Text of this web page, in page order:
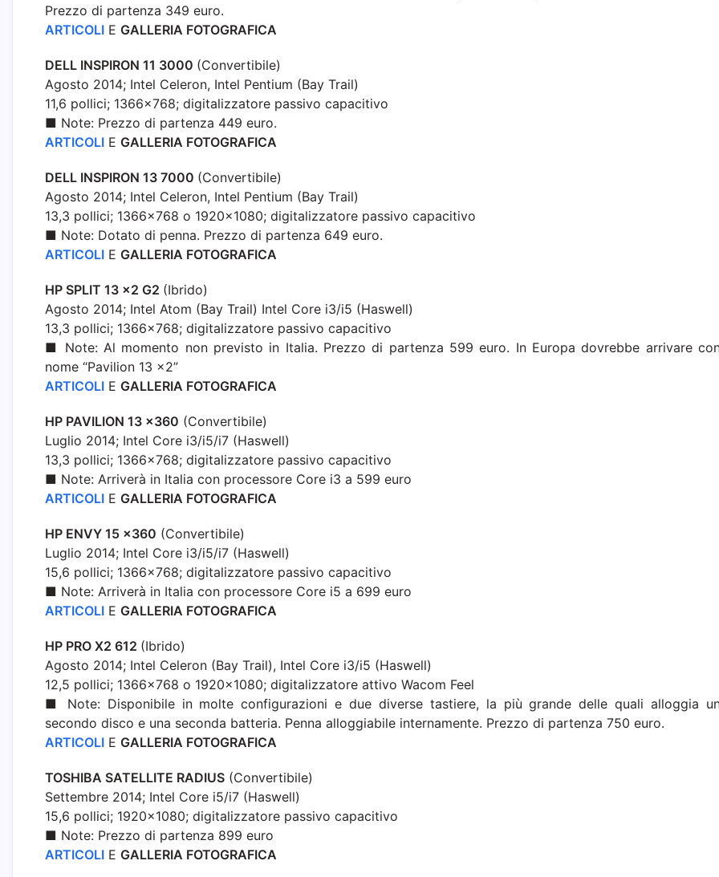
Prezzo di partenza 349 euro.
ARTICOLI E GALLERIA FOTOGRAFICA
DELL INSPIRON 11 3000 (Convertibile)
Agosto 2014; Intel Celeron, Intel Pentium (Bay Trail)
11,6 pollici; 1366×768; digitalizzatore passivo capacitivo
■ Note: Prezzo di partenza 449 euro.
ARTICOLI E GALLERIA FOTOGRAFICA
DELL INSPIRON 13 7000 (Convertibile)
Agosto 2014; Intel Celeron, Intel Pentium (Bay Trail)
13,3 pollici; 1366×768 o 1920×1080; digitalizzatore passivo capacitivo
■ Note: Dotato di penna. Prezzo di partenza 649 euro.
ARTICOLI E GALLERIA FOTOGRAFICA
HP SPLIT 13 x2 G2 (Ibrido)
Agosto 2014; Intel Atom (Bay Trail) Intel Core i3/i5 (Haswell)
13,3 pollici; 1366×768; digitalizzatore passivo capacitivo
■ Note: Al momento non previsto in Italia. Prezzo di partenza 599 euro. In Europa dovrebbe arrivare
nome “Pavilion 13 x2”
ARTICOLI E GALLERIA FOTOGRAFICA
HP PAVILION 13 x360 (Convertibile)
Luglio 2014; Intel Core i3/i5/i7 (Haswell)
13,3 pollici; 1366×768; digitalizzatore passivo capacitivo
■ Note: Arriverà in Italia con processore Core i3 a 599 euro
ARTICOLI E GALLERIA FOTOGRAFICA
HP ENVY 15 x360 (Convertibile)
Luglio 2014; Intel Core i3/i5/i7 (Haswell)
15,6 pollici; 1366×768; digitalizzatore passivo capacitivo
■ Note: Arriverà in Italia con processore Core i5 a 699 euro
ARTICOLI E GALLERIA FOTOGRAFICA
HP PRO X2 612 (Ibrido)
Agosto 2014; Intel Celeron (Bay Trail), Intel Core i3/i5 (Haswell)
12,5 pollici; 1366×768 o 1920×1080; digitalizzatore attivo Wacom Feel
■ Note: Disponibile in molte configurazioni e due diverse tastiere, la più grande delle quali alloggia
secondo disco e una seconda batteria. Penna alloggiabile internamente. Prezzo di partenza 750 euro.
ARTICOLI E GALLERIA FOTOGRAFICA
TOSHIBA SATELLITE RADIUS (Convertibile)
Settembre 2014; Intel Core i5/i7 (Haswell)
15,6 pollici; 1920×1080; digitalizzatore passivo capacitivo
■ Note: Prezzo di partenza 899 euro
ARTICOLI E GALLERIA FOTOGRAFICA